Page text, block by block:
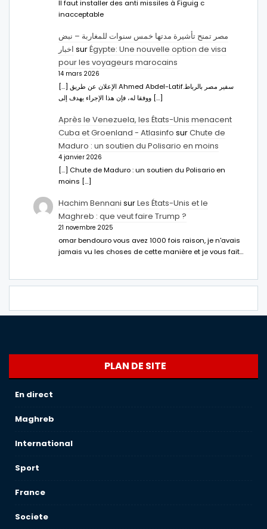
Il faut installer des anti missiles à Figuig c
inacceptable
مصر تمنح تأشيرة مدتها خمس سنوات للمغاربة – نبض
اخبار surÉgypte: Une nouvelle option de visa
pour les voyageurs marocains
14 mars 2026
[…] الإعلان عن طريق Ahmed Abdel-Latifسفير مصر بالرباط.
ووفقا له، فإن هذا الإجراء يهدف إلى […]
Après le Venezuela, les États-Unis menacent
Cuba et Groenland - Atlasinfo surChute de
Maduro : un soutien du Polisario en moins
4 janvier 2026
[…] Chute de Maduro : un soutien du Polisario en
moins […]
Hachim Bennani surLes États-Unis et le
Maghreb : que veut faire Trump ?
21 novembre 2025
omar bendouro vous avez 1000 fois raison, je n'avais
jamais vu les choses de cette manière et je vous fait…
PLAN DE SITE
En direct
Maghreb
International
Sport
France
Societe